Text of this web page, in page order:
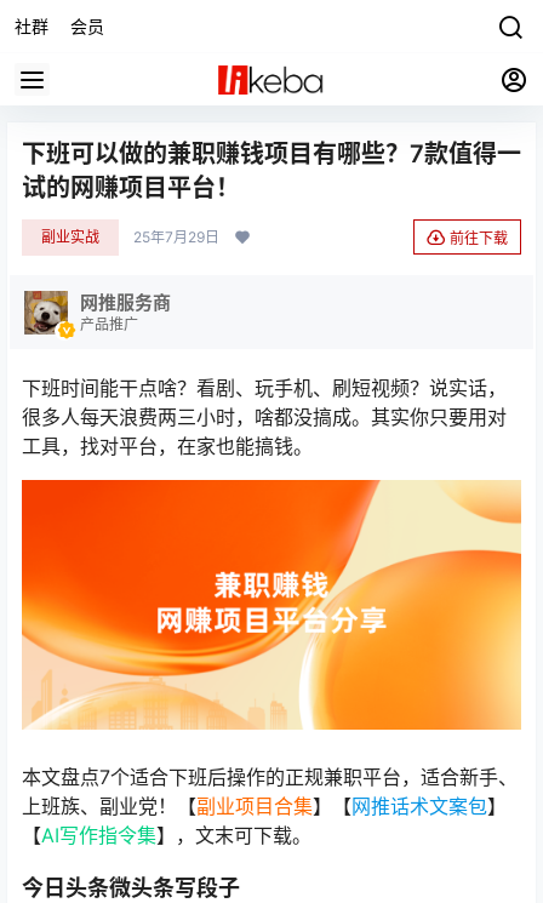
社群 会员
下班可以做的兼职赚钱项目有哪些？7款值得一
试的网赚项目平台！
副业实战 25年7月29日 前往下载
网推服务商
产品推广
下班时间能干点啥？看剧、玩手机、刷短视频？说实话，
很多人每天浪费两三小时，啥都没搞成。其实你只要用对
工具，找对平台，在家也能搞钱。
本文盘点7个适合下班后操作的正规兼职平台，适合新手、
上班族、副业党！【副业项目合集】【网推话术文案包】
【AI写作指令集】，文末可下载。
今日头条微头条写段子